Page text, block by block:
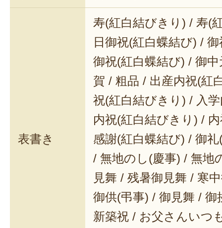
表書き
寿(紅白結びきり) / 寿(
日御祝(紅白蝶結び) /
御祝(紅白蝶結び) / 御
賀 / 粗品 / 出産内祝(紅
祝(紅白結びきり) / 入
内祝(紅白結びきり) /
感謝(紅白蝶結び) / 御
/ 無地のし(慶事) / 無地
見舞 / 残暑御見舞 / 寒
御供(弔事) / 御見舞 / 御
新築祝 / お父さんいつ